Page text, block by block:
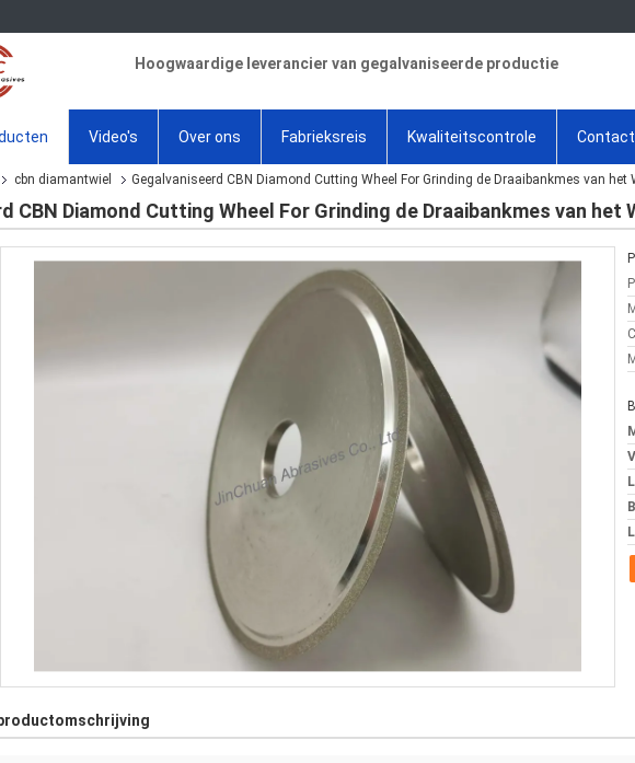
Hoogwaardige leverancier van gegalvaniseerde productie
Video's Over ons Fabrieksreis Kwaliteitscontrole
cbn diamantwiel Gegalvaniseerd CBN Diamond Cutting Wheel For Grinding de Draaibankmes van het
CBN Diamond Cutting Wheel For Grinding de Draaibankmes van het